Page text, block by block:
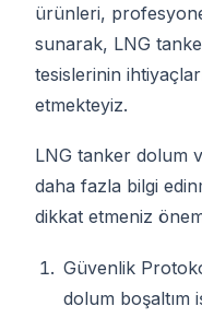
ürünleri,
sunarak, LNG
tesislerinin
etmekteyiz.
LNG tanker dolum
daha fazla bilgi
dikkat etmeniz
Güvenlik
dolum boşaltım